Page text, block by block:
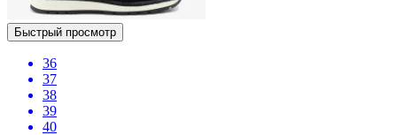
Быстрый просмотр
36
37
38
39
40